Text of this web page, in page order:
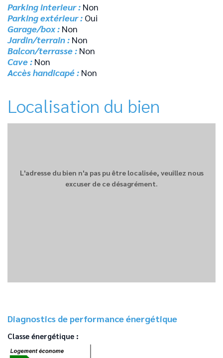
Parking interieur : Non
Parking extérieur : Oui
Garage/box : Non
Jardin/terrain : Non
Balcon/terrasse : Non
Cave : Non
Accès handicapé : Non
Localisation du bien
L'adresse du bien n'a pas pu être localisée, veuillez nous
excuser de ce désagrément.
Diagnostics de performance énergétique
Classe énergétique :